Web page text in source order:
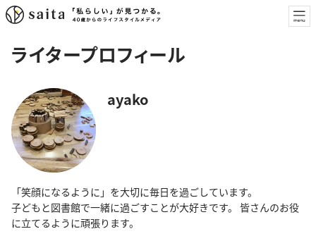
ライタープロフィール
ayako
「笑顔になるように」を大切に毎日を過ごしています。
子どもと図書館で一緒に過ごすことが大好きです。 皆さんのお役
に立てるように頑張ります。